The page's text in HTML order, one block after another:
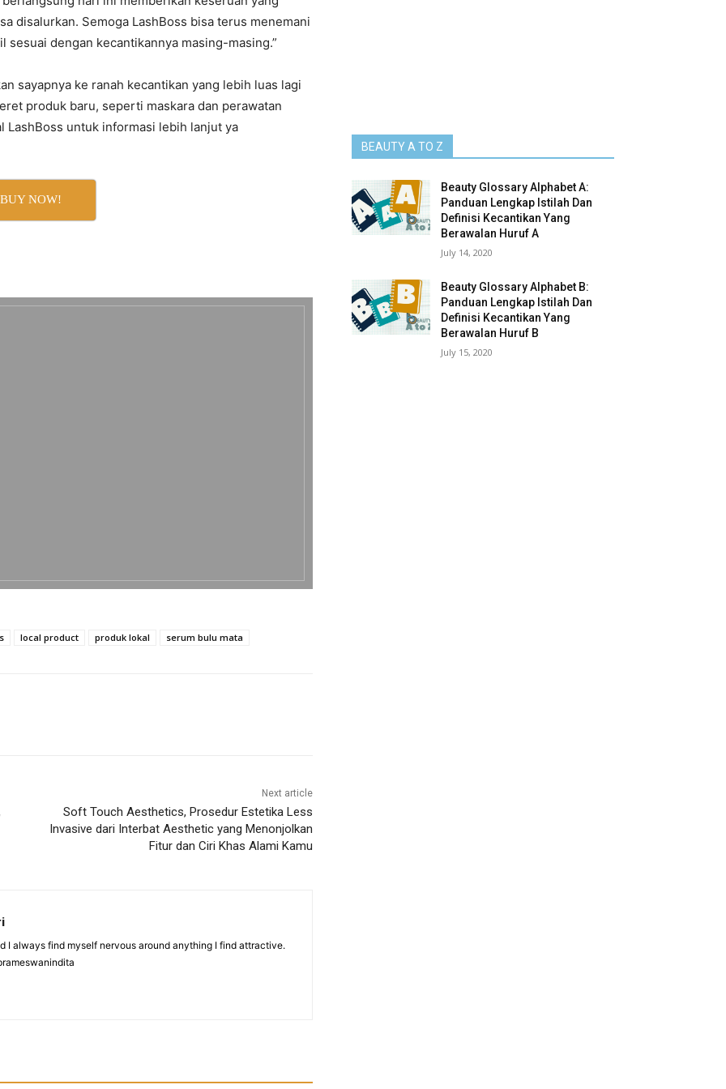
disalurkan. Semoga LashBoss bisa terus menemani
dengan kecantikannya masing-masing.”
sayapnya ke ranah kecantikan yang lebih luas lagi
produk baru, seperti maskara dan perawatan
LashBoss untuk informasi lebih lanjut ya
BUY NOW!
local product produk lokal serum bulu mata
Next article
Soft Touch Aesthetics, Prosedur Estetika Less
Invasive dari Interbat Aesthetic yang Menonjolkan
Fitur dan Ciri Khas Alami Kamu
I always find myself nervous around anything I find attractive.
BEAUTY A TO Z
Beauty Glossary Alphabet A:
Panduan Lengkap Istilah Dan
Definisi Kecantikan Yang
Berawalan Huruf A
July 14, 2020
Beauty Glossary Alphabet B:
Panduan Lengkap Istilah Dan
Definisi Kecantikan Yang
Berawalan Huruf B
July 15, 2020